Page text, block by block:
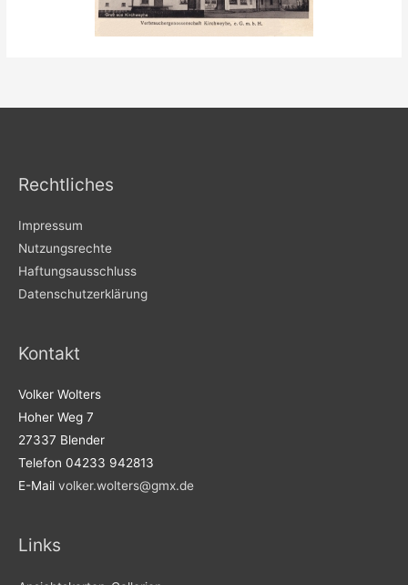
Rechtliches
Impressum
Nutzungsrechte
Haftungsausschluss
Datenschutzerklärung
Kontakt
Volker Wolters
Hoher Weg 7
27337 Blender
Telefon 04233 942813
E-Mail volker.wolters@gmx.de
Links